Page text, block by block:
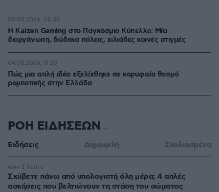
H Kaizen Gaming στο Παγκόσμιο Kύπελλο: Μία
διοργάνωση, δώδεκα πόλεις, χιλιάδες κοινές στιγμές
05.08.2026, 08:38
Πώς μια απλή ιδέα εξελίχθηκε σε κορυφαίο θεσμό
ρομποτικής στην Ελλάδα
04.08.2026, 11:20
ΡΟΗ ΕΙΔΗΣΕΩΝ
Ειδήσεις Δημοφιλή Σχολιασμένα
Σκύβετε πάνω από υπολογιστή όλη μέρα; 4 απλές
ασκήσεις που βελτιώνουν τη στάση του σώματος
πριν 2 λεπτά